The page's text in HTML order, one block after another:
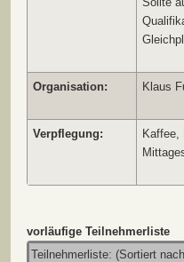
Organisation: Klaus
Verpflegung:
Kaffee,
vorläufige Teilnehmerliste
Teilnehmerliste: (Sortiert